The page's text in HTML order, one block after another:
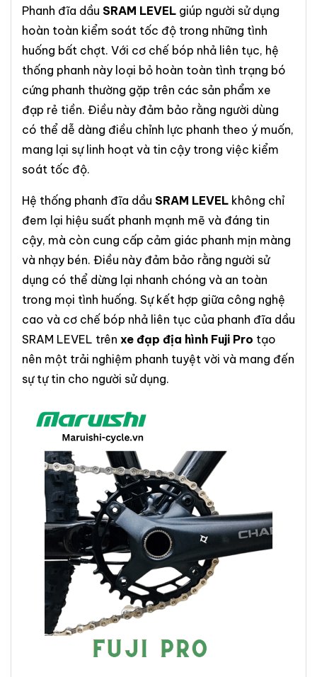
Phanh đĩa dầu SRAM LEVEL giúp người sử dụng
hoàn toàn kiểm soát tốc độ trong những tình
huống bất chợt. Với cơ chế bóp nhả liên tục, hệ
thống phanh này loại bỏ hoàn toàn tình trạng bó
cứng phanh thường gặp trên các sản phẩm xe
đạp rẻ tiền. Điều này đảm bảo rằng người dùng
có thể dễ dàng điều chỉnh lực phanh theo ý muốn,
mang lại sự linh hoạt và tin cậy trong việc kiểm
soát tốc độ.
Hệ thống phanh đĩa dầu SRAM LEVEL không chỉ
đem lại hiệu suất phanh mạnh mẽ và đáng tin
cậy, mà còn cung cấp cảm giác phanh mịn màng
và nhạy bén. Điều này đảm bảo rằng người sử
dụng có thể dừng lại nhanh chóng và an toàn
trong mọi tình huống. Sự kết hợp giữa công nghệ
cao và cơ chế bóp nhả liên tục của phanh đĩa dầu
SRAM LEVEL trên xe đạp địa hình Fuji Pro tạo
nên một trải nghiệm phanh tuyệt vời và mang đến
sự tự tin cho người sử dụng.